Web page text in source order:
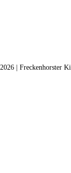
2026 | Freckenhorster